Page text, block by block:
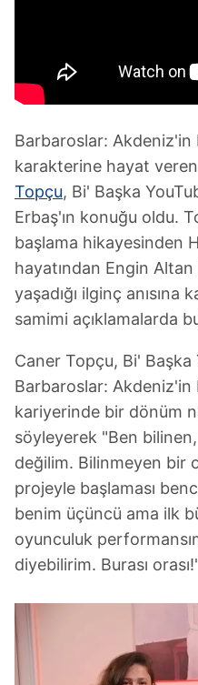
Barbaroslar: Akdeniz'in
karakterine hayat
Topçu, Bi' Başka
Erbaş'ın konuğu oldu.
başlama hikayesinden
hayatından Engin
yaşadığı ilginç
samimi açıklamalarda
Caner Topçu, Bi' Başka
Barbaroslar: Akdeniz'in
kariyerinde bir dönüm
söyleyerek "Ben
değilim. Bilinmeyen bir
projeyle başlaması
benim üçüncü ama ilk
oyunculuk
diyebilirim. Burası